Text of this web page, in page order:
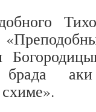
брада